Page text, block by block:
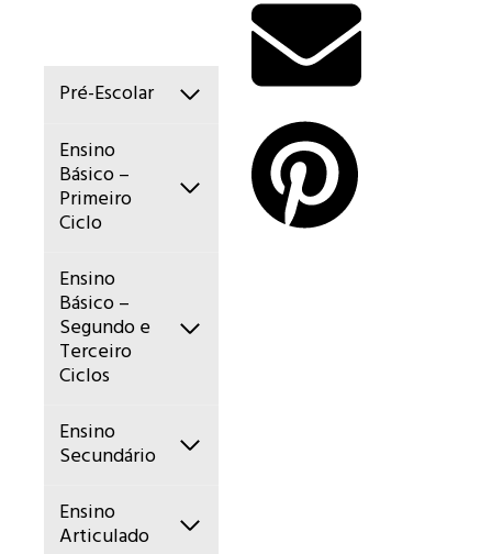
Pré-Escolar
Ensino
Básico –
Primeiro
Ciclo
Ensino
Básico –
Segundo e
Terceiro
Ciclos
Ensino
Secundário
Ensino
Articulado